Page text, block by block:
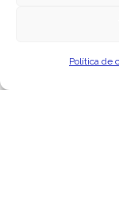
Política de